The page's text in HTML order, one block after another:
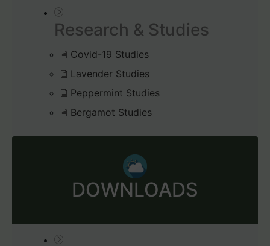
Research & Studies
Covid-19 Studies
Lavender Studies
Peppermint Studies
Bergamot Studies
DOWNLOADS